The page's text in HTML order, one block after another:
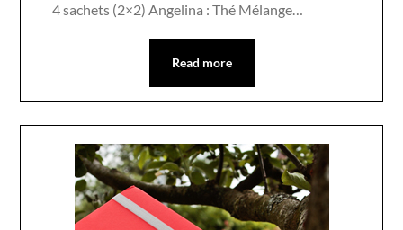
4 sachets (2×2) Angelina : Thé Mélange…
Read more